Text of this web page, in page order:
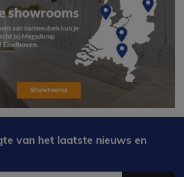
van het laatste nieuws en